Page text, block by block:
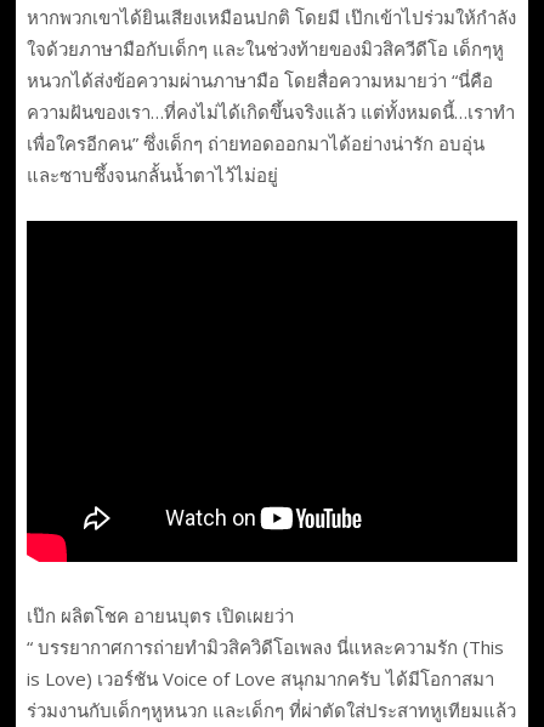
หากพวกเขาได้ยินเสียงเหมือนปกติ โดยมี เป๊กเข้าไปร่วมให้กำลัง
ใจด้วยภาษามือกับเด็กๆ และในช่วงท้ายของมิวสิควีดีโอ เด็กๆหู
หนวกได้ส่งข้อความผ่านภาษามือ โดยสื่อความหมายว่า “นี่คือ
ความฝันของเรา…ที่คงไม่ได้เกิดขึ้นจริงแล้ว แต่ทั้งหมดนี้…เราทำ
เพื่อใครอีกคน” ซึ่งเด็กๆ ถ่ายทอดออกมาได้อย่างน่ารัก อบอุ่น
และซาบซึ้งจนกลั้นน้ำตาไว้ไม่อยู่
เป๊ก ผลิตโชค อายนบุตร เปิดเผยว่า
“ บรรยากาศการถ่ายทำมิวสิควิดีโอเพลง นี่แหละความรัก (This
is Love) เวอร์ชัน Voice of Love สนุกมากครับ ได้มีโอกาสมา
ร่วมงานกับเด็กๆหูหนวก และเด็กๆ ที่ผ่าตัดใส่ประสาทหูเทียมแล้ว